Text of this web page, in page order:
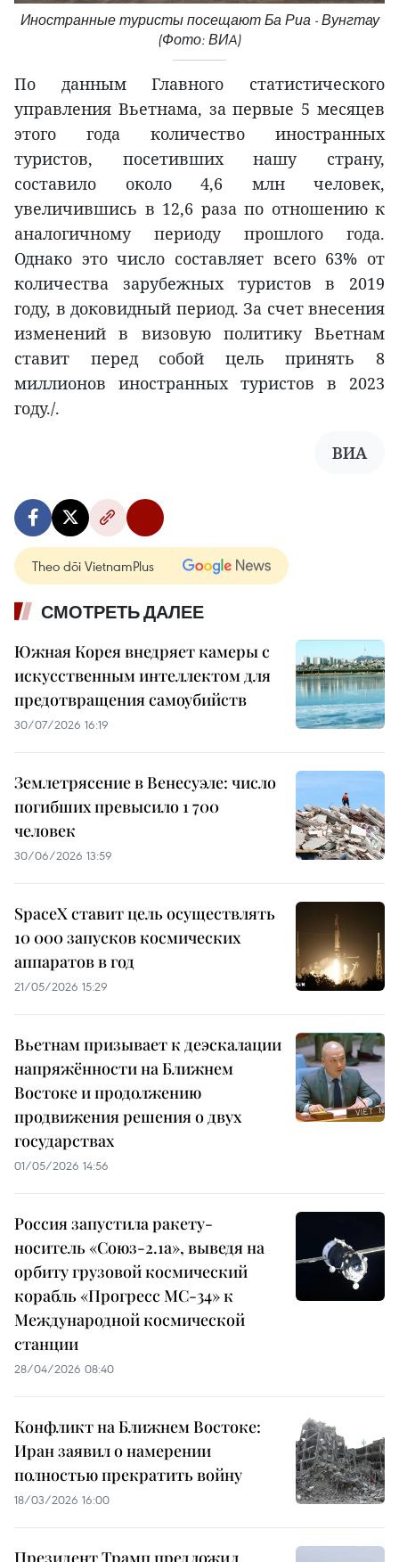
Иностранные туристы посещают Ба Риа - Вунгтау
(Фото: ВИA)
По данным Главного статистического
управления Вьетнама, за первые 5 месяцев
этого года количество иностранных
туристов, посетивших нашу страну,
составило около 4,6 млн человек,
увеличившись в 12,6 раза по отношению к
аналогичному периоду прошлого года.
Однако это число составляет всего 63% от
количества зарубежных туристов в 2019
году, в доковидный период. За счет внесения
изменений в визовую политику Вьетнам
ставит перед собой цель принять 8
миллионов иностранных туристов в 2023
году./.
ВИА
Theo dõi VietnamPlus
СМОТРЕТЬ ДАЛЕЕ
Южная Корея внедряет камеры с
искусственным интеллектом для
предотвращения самоубийств
30/07/2026 16:19
Землетрясение в Венесуэле: число
погибших превысило 1 700
человек
30/06/2026 13:59
SpaceX ставит цель осуществлять
10 000 запусков космических
аппаратов в год
21/05/2026 15:29
Вьетнам призывает к деэскалации
напряжённости на Ближнем
Востоке и продолжению
продвижения решения о двух
государствах
01/05/2026 14:56
Россия запустила ракету-
носитель «Союз-2.1а», выведя на
орбиту грузовой космический
корабль «Прогресс МС-34» к
Международной космической
станции
28/04/2026 08:40
Конфликт на Ближнем Востоке:
Иран заявил о намерении
полностью прекратить войну
18/03/2026 16:00
Президент Трамп предложил